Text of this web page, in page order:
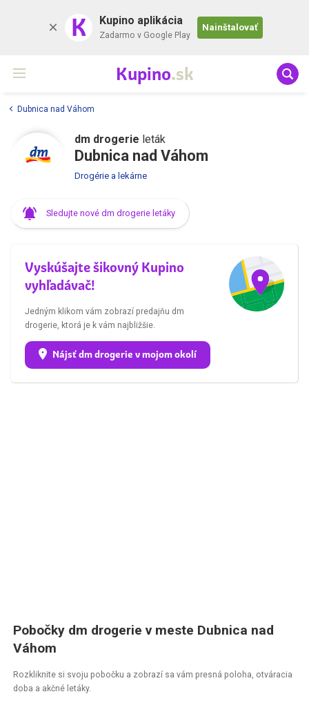
K Kupino aplikácia
Zadarmo v Google Play
Nainštalovať
Kupino.sk
Dubnica nad Váhom
dm drogerie leták
Dubnica nad Váhom
Drogérie a lekárne
Sledujte nové dm drogerie letáky
Vyskúšajte šikovný Kupino
vyhľadávač!
Jedným klikom vám zobrazí predajňu dm
drogerie, ktorá je k vám najbližšie.
Nájsť dm drogerie v mojom okolí
Pobočky dm drogerie v meste Dubnica nad
Váhom
Rozkliknite si svoju pobočku a zobrazí sa vám presná poloha, otváracia
doba a akčné letáky.